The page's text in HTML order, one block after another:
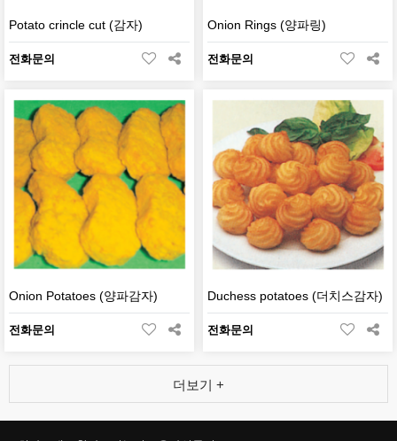
Potato crincle cut (감자)
전화문의
Onion Rings (양파링)
전화문의
Onion Potatoes (양파감자)
전화문의
Duchess potatoes (더치스감자)
전화문의
더보기 +